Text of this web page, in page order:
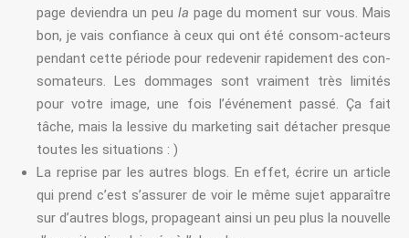
page deviendra un peu la page du moment sur vous. Mais
bon, je vais confiance à ceux qui ont été consom-acteurs
pendant cette période pour redevenir rapidement des con-
somateurs. Les dommages sont vraiment très limités
pour votre image, une fois l’événement passé. Ça fait
tâche, mais la lessive du marketing sait détacher presque
toutes les situations : )
La reprise par les autres blogs. En effet, écrire un article
qui prend c’est s’assurer de voir le même sujet apparaître
sur d’autres blogs, propageant ainsi un peu plus la nouvelle